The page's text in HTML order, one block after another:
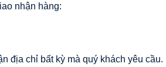
nhận hàng:
địa chỉ bất kỳ mà quý khách yêu cầu.